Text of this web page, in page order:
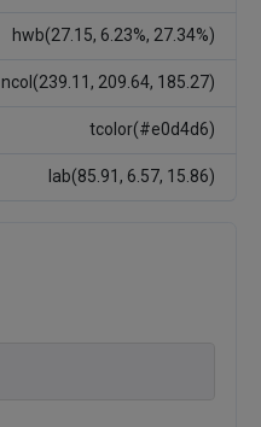
hwb(27.15, 6.23%, 27.34%)
ncol(239.11, 209.64, 185.27)
tcolor(#e0d4d6)
lab(85.91, 6.57, 15.86)